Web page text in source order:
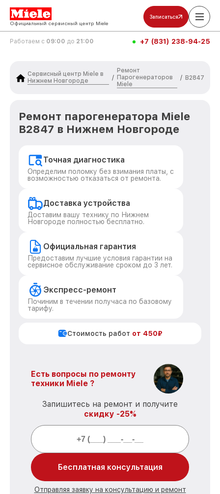
Официальный сервисный центр Miele
Записаться
Работаем с 09:00 до 21:00 +7 (831) 238-94-25
Сервисный центр Miele в
Нижнем Новгороде
/
Ремонт
Парогенераторов
Miele
/ B2847
Ремонт парогенератора Miele
B2847 в Нижнем Новгороде
Точная диагностика
Определим поломку без взимания платы, с
возможностью отказаться от ремонта.
Доставка устройства
Доставим вашу технику по Нижнем
Новгороде полностью бесплатно.
Официальная гарантия
Предоставим лучшие условия гарантии на
сервисное обслуживание сроком до 3 лет.
Экспресс-ремонт
Починим в течении получаса по базовому
тарифу.
Стоимость работ от 450₽
Есть вопросы по ремонту
техники Miele ?
Запишитесь на ремонт и получите
скидку -25%
Бесплатная консультация
Отправляя заявку на консультацию и ремонт